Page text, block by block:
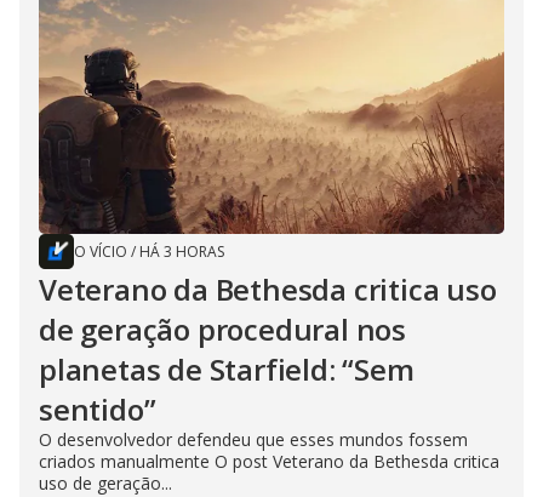
O VÍCIO / HÁ 3 HORAS
Veterano da Bethesda critica uso
de geração procedural nos
planetas de Starfield: “Sem
sentido”
O desenvolvedor defendeu que esses mundos fossem
criados manualmente O post Veterano da Bethesda critica
uso de geração...